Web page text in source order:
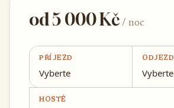
od 5 000 Kč/ noc
PŘÍJEZD
Vyberte
ODJEZD
Vyberte
HOSTÉ